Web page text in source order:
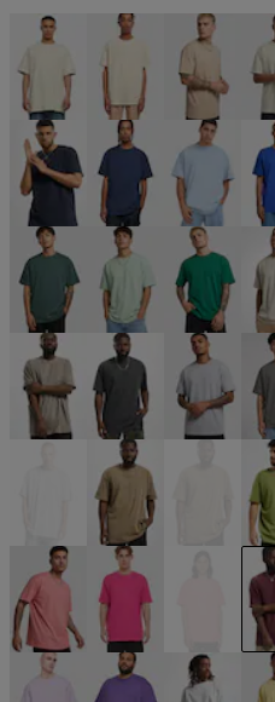
beige beige beige
blau blau blau
grün grün grün
grau
grau khaki
pink pink pink